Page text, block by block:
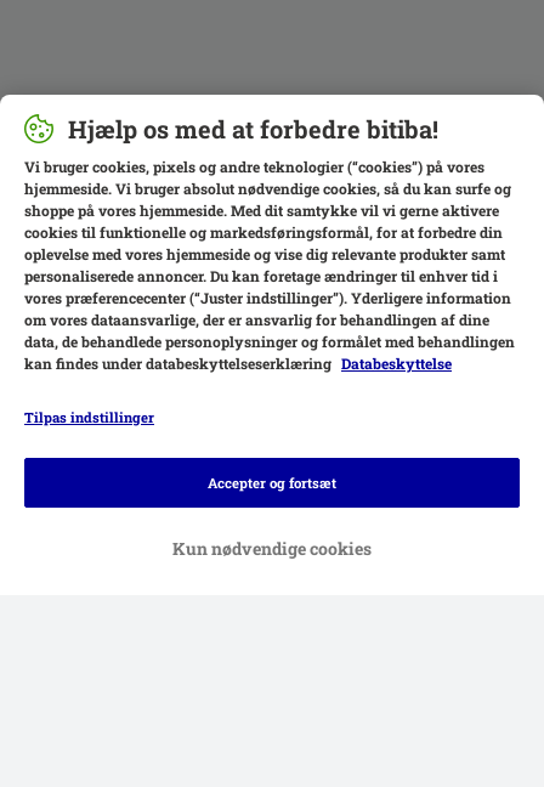
Betalingsformer
Hjælp os med at forbedre bitiba!
Vi bruger cookies, pixels og andre teknologier (“cookies”) på vores
hjemmeside. Vi bruger absolut nødvendige cookies, så du kan surfe og
shoppe på vores hjemmeside. Med dit samtykke vil vi gerne aktivere
cookies til funktionelle og markedsføringsformål, for at forbedre din
oplevelse med vores hjemmeside og vise dig relevante produkter samt
personaliserede annoncer. Du kan foretage ændringer til enhver tid i
vores præferencecenter (“Juster indstillinger”). Yderligere information
om vores dataansvarlige, der er ansvarlig for behandlingen af ​​dine
data, de behandlede personoplysninger og formålet med behandlingen
kan findes under databeskyttelseserklæring Databeskyttelse
Tilpas indstillinger
Kun nødvendige cookies
Accepter og fortsæt